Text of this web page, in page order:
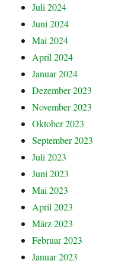
Juli 2024
Juni 2024
Mai 2024
April 2024
Januar 2024
Dezember 2023
November 2023
Oktober 2023
September 2023
Juli 2023
Juni 2023
Mai 2023
April 2023
März 2023
Februar 2023
Januar 2023